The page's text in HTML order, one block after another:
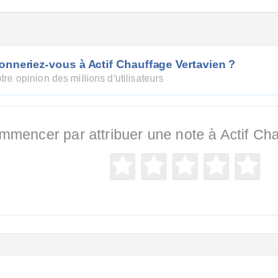
vous à Actif Chauffage Vertavien ?
opinion des millions d'utilisateurs
par attribuer une note à Actif